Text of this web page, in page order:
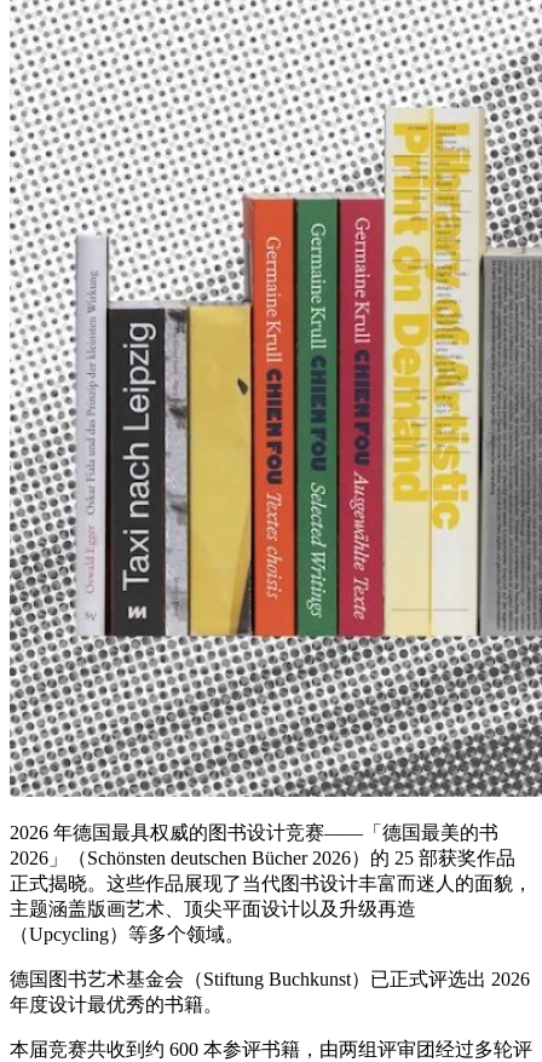
2026 年德国最具权威的图书设计竞赛——「德国最美的书
2026」（Schönsten deutschen Bücher 2026）的 25 部获奖作品
正式揭晓。这些作品展现了当代图书设计丰富而迷人的面貌，
主题涵盖版画艺术、顶尖平面设计以及升级再造
（Upcycling）等多个领域。
德国图书艺术基金会（Stiftung Buchkunst）已正式评选出 2026
年度设计最优秀的书籍。
本届竞赛共收到约 600 本参评书籍，由两组评审团经过多轮评